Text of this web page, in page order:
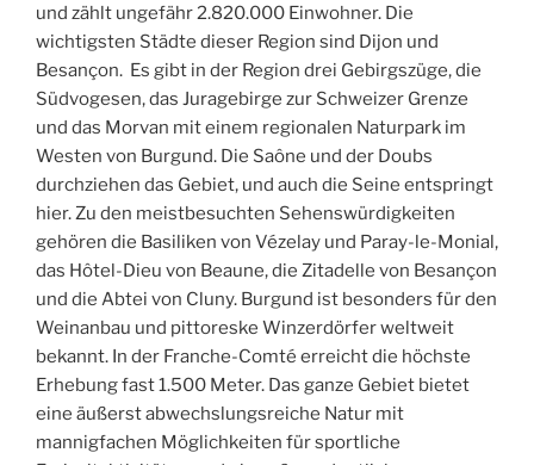
und zählt ungefähr 2.820.000 Einwohner. Die
wichtigsten Städte dieser Region sind Dijon und
Besançon. Es gibt in der Region drei Gebirgszüge, die
Südvogesen, das Juragebirge zur Schweizer Grenze
und das Morvan mit einem regionalen Naturpark im
Westen von Burgund. Die Saône und der Doubs
durchziehen das Gebiet, und auch die Seine entspringt
hier. Zu den meistbesuchten Sehenswürdigkeiten
gehören die Basiliken von Vézelay und Paray-le-Monial,
das Hôtel-Dieu von Beaune, die Zitadelle von Besançon
und die Abtei von Cluny. Burgund ist besonders für den
Weinanbau und pittoreske Winzerdörfer weltweit
bekannt. In der Franche-Comté erreicht die höchste
Erhebung fast 1.500 Meter. Das ganze Gebiet bietet
eine äußerst abwechslungsreiche Natur mit
mannigfachen Möglichkeiten für sportliche